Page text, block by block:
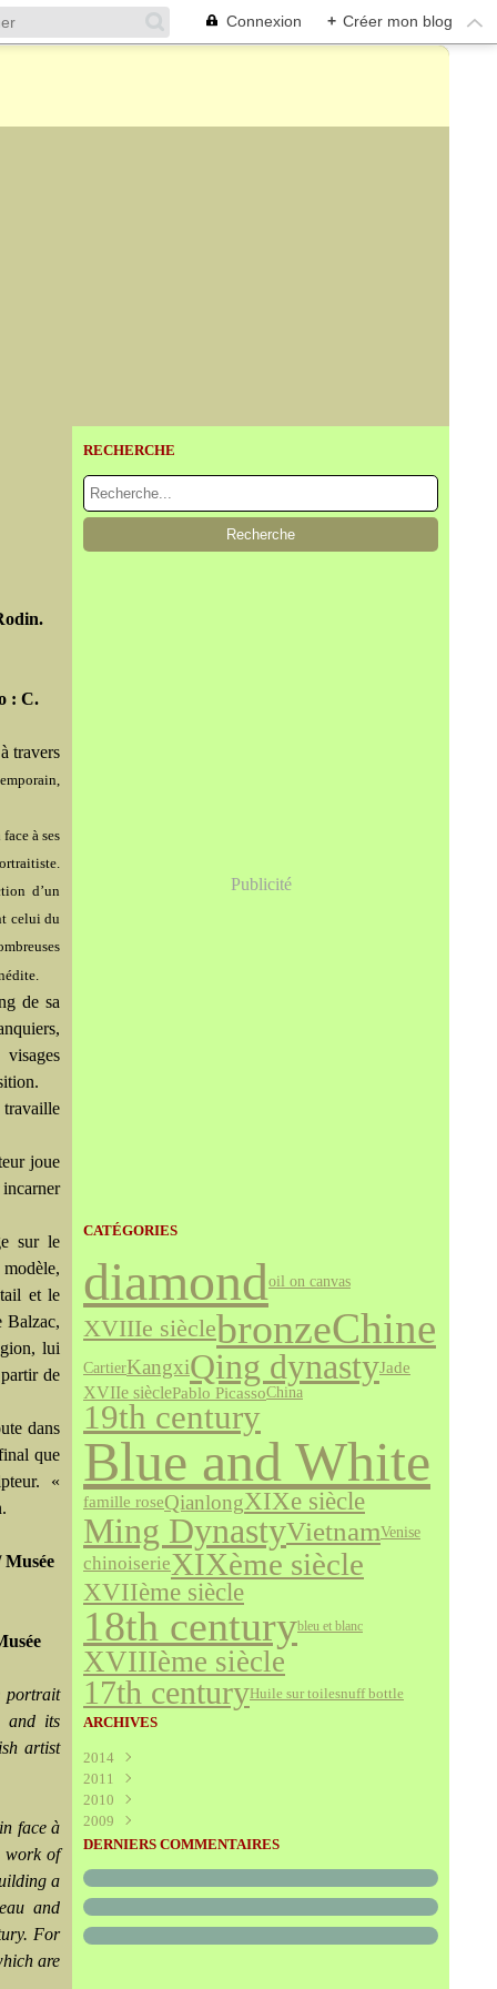
Connexion + Créer mon blog
: C.
travers
à ses
d’un
celui du
de sa
joue
incarner
sur le
et le
Balzac,
lui
de
dans
que
«
portrait
and its
artist
face à
work of
a
and
For
are
RECHERCHE
Publicité
CATÉGORIES
diamondoil on canvas
XVIIIe sièclebronzeChine
CartierKangxiQing dynastyJade
XVIIe sièclePablo PicassoChina
19th century
Blue and White
famille roseQianlongXIXe siècle
Ming DynastyVietnamVenise
chinoiserieXIXème siècle
XVIIème siècle
18th centurybleu et blanc
XVIIIème siècle
17th centuryHuile sur toilesnuff bottle
ARCHIVES
2014
Août
2011
Juillet
Juin
Mai(340)
Mars(227)
Janvier(289)
2010
Décembre
Novembre(595)
Septembre(272)
Juillet(325)
Juin(466)
2009
Décembre(208)
Octobre(227)
Août(273)
Juillet(316)
DERNIERS COMMENTAIRES